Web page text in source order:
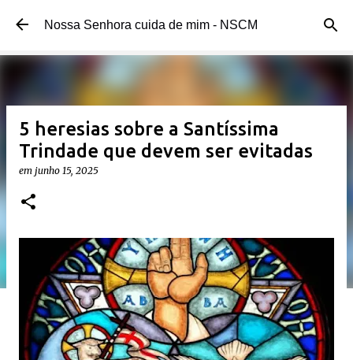
Pular para o conteúdo principal
Nossa Senhora cuida de mim - NSCM
5 heresias sobre a Santíssima
Trindade que devem ser evitadas
em junho 15, 2025